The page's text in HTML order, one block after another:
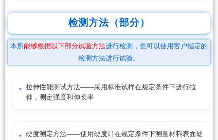
检测方法（部分）
本所能够根据以下部分试验方法进行检测，也可以使用客户指定的
检测方法进行试验。
拉伸性能测试方法——采用标准试样在规定条件下进行拉
伸，测定强度和伸长率
硬度测定方法——使用硬度计在规定条件下测量材料表面硬